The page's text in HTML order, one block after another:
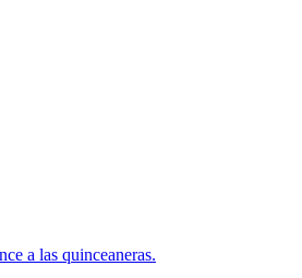
a las quinceaneras.